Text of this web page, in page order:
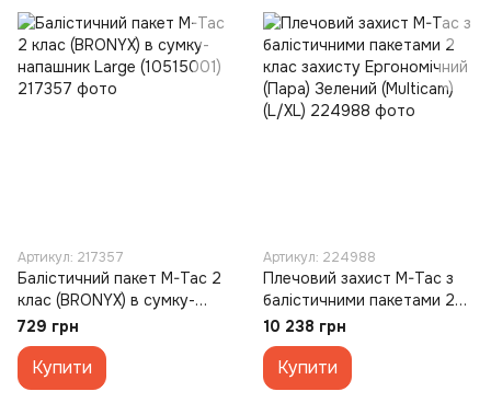
Артикул: 217357
Балістичний пакет M-Tac 2
клас (BRONYX) в сумку-
напашник Large (10515001)
729 грн
Купити
Артикул: 224988
Плечовий захист M-Tac з
балістичними пакетами 2
клас захисту Ергономічний
(Пара) Зелений (Multicam)
(L/XL)
10 238 грн
Купити